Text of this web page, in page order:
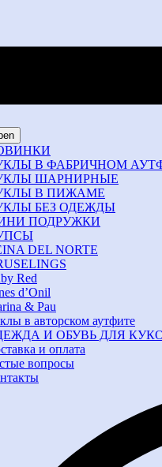
В ФАБРИЧНОМ
ШАРНИРНЫЕ
В ПИЖАМЕ
БЕЗ ОДЕЖДЫ
ПОДРУЖКИ
DEL NORTE
Red
d’Onil
& Pau
в авторском аутфите
И ОБУВЬ ДЛЯ
и оплата
вопросы